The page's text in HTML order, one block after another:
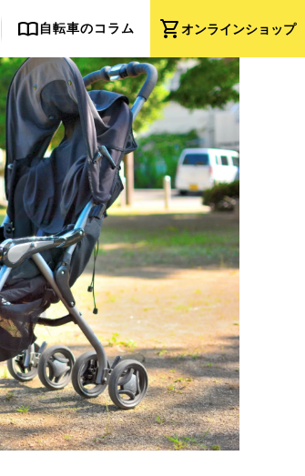
shopping_cartオンラインショップ
import_contacts自転車のコラム